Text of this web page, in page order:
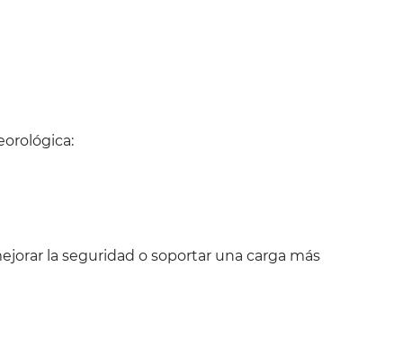
la seguridad o soportar una carga más